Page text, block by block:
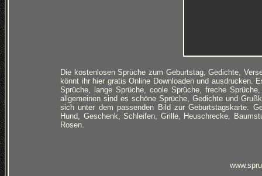
Die kostenlosen Sprüche zum Geburtstag, Gedichte,
könnt ihr hier gratis Online Downloaden und
Sprüche, lange Sprüche, coole Sprüche, freche
allgemeinen sind es schöne Sprüche, Gedichte und
sich unter dem passenden Bild zur Geburtstagskarte.
Hund, Geschenk, Schleifen, Grille, Heuschrecke,
Rosen.